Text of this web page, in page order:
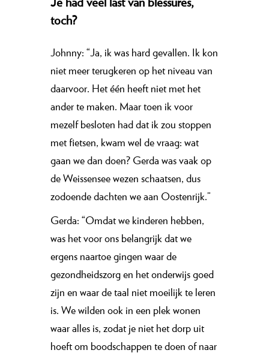
toch?
Johnny: “Ja, ik was hard gevallen. Ik kon
niet meer terugkeren op het niveau van
daarvoor. Het één heeft niet met het
ander te maken. Maar toen ik voor
mezelf besloten had dat ik zou stoppen
met fietsen, kwam wel de vraag: wat
gaan we dan doen? Gerda was vaak op
de Weissensee wezen schaatsen, dus
zodoende dachten we aan Oostenrijk.”
Gerda: “Omdat we kinderen hebben,
was het voor ons belangrijk dat we
ergens naartoe gingen waar de
gezondheidszorg en het onderwijs goed
zijn en waar de taal niet moeilijk te leren
is. We wilden ook in een plek wonen
waar alles is, zodat je niet het dorp uit
hoeft om boodschappen te doen of naar